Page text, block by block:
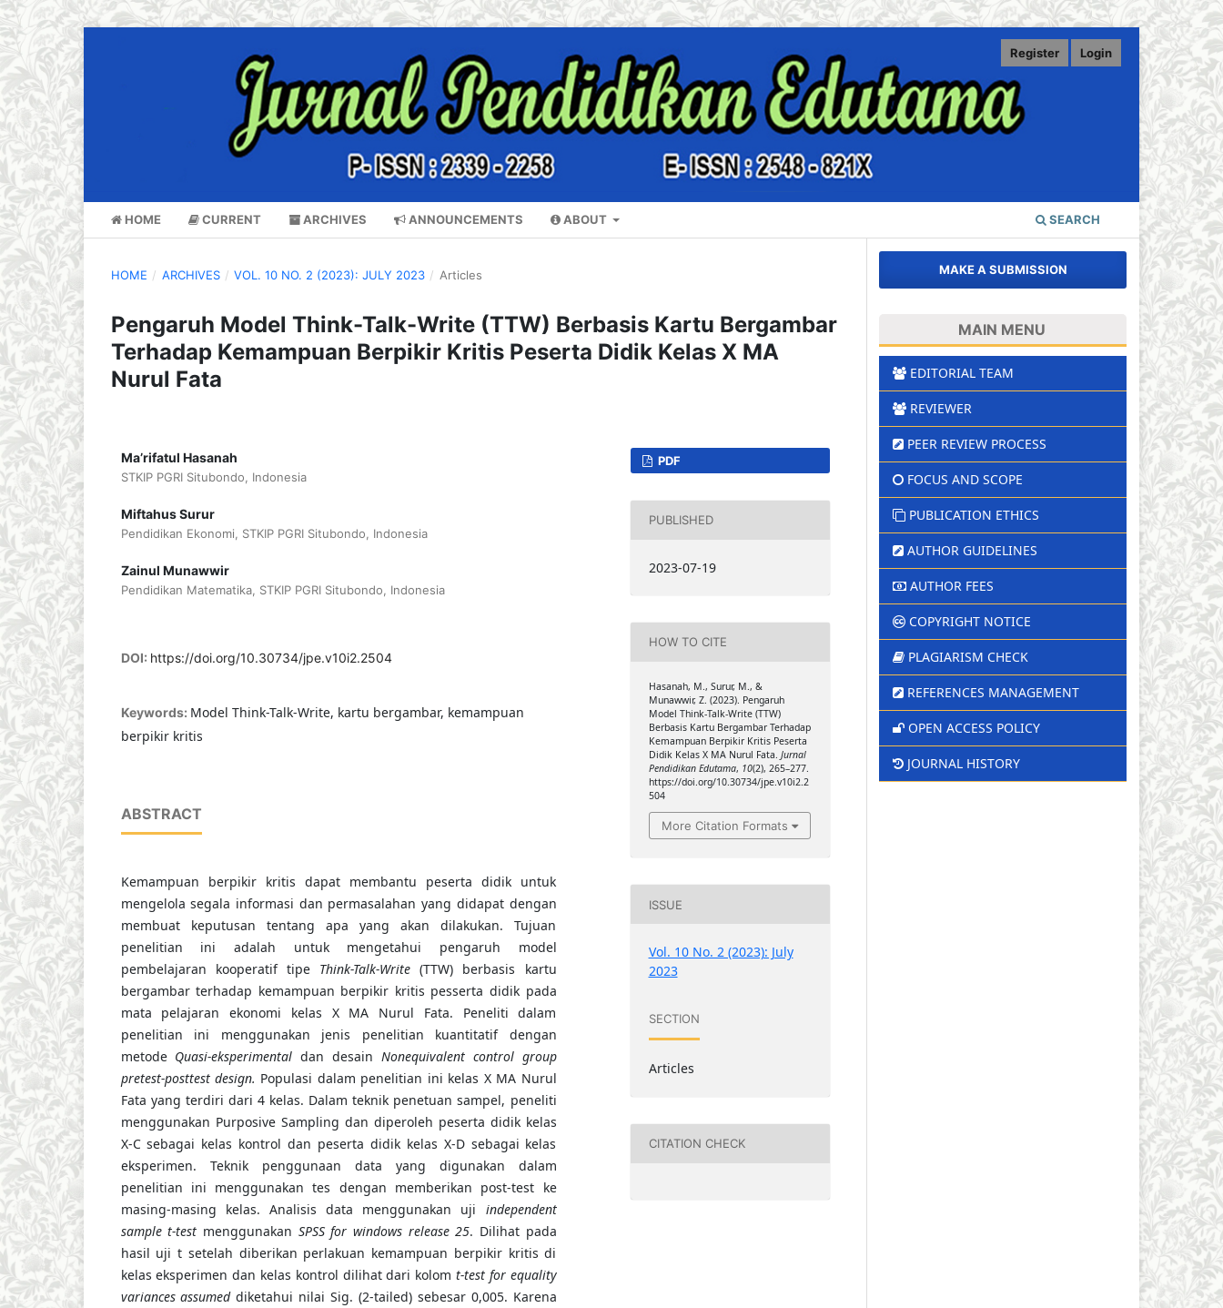
HOME CURRENT ARCHIVES ANNOUNCEMENTS ABOUT SEARCH
Register Login
HOME / ARCHIVES / VOL. 10 NO. 2 (2023): JULY 2023 / Articles
Pengaruh Model Think-Talk-Write (TTW) Berbasis Kartu Bergambar
Terhadap Kemampuan Berpikir Kritis Peserta Didik Kelas X MA
Nurul Fata
Ma’rifatul Hasanah
STKIP PGRI Situbondo, Indonesia
Miftahus Surur
Pendidikan Ekonomi, STKIP PGRI Situbondo, Indonesia
Zainul Munawwir
Pendidikan Matematika, STKIP PGRI Situbondo, Indonesia
DOI: https://doi.org/10.30734/jpe.v10i2.2504
Keywords: Model Think-Talk-Write, kartu bergambar, kemampuan
berpikir kritis
ABSTRACT
Kemampuan berpikir kritis dapat membantu peserta didik untuk
mengelola segala informasi dan permasalahan yang didapat dengan
membuat keputusan tentang apa yang akan dilakukan. Tujuan
penelitian ini adalah untuk mengetahui pengaruh model
pembelajaran kooperatif tipe Think-Talk-Write (TTW) berbasis kartu
bergambar terhadap kemampuan berpikir kritis pesserta didik pada
mata pelajaran ekonomi kelas X MA Nurul Fata. Peneliti dalam
penelitian ini menggunakan jenis penelitian kuantitatif dengan
metode Quasi-eksperimental dan desain Nonequivalent control group
pretest-posttest design. Populasi dalam penelitian ini kelas X MA Nurul
Fata yang terdiri dari 4 kelas. Dalam teknik penetuan sampel, peneliti
menggunakan Purposive Sampling dan diperoleh peserta didik kelas
X-C sebagai kelas kontrol dan peserta didik kelas X-D sebagai kelas
eksperimen. Teknik penggunaan data yang digunakan dalam
penelitian ini menggunakan tes dengan memberikan post-test ke
masing-masing kelas. Analisis data menggunakan uji independent
sample t-test menggunakan SPSS for windows release 25. Dilihat pada
hasil uji t setelah diberikan perlakuan kemampuan berpikir kritis di
kelas eksperimen dan kelas kontrol dilihat dari kolom t-test for equality
variances assumeddiketahui nilai Sig. (2-tailed) sebesar 0,005. Karena
PDF
PUBLISHED
2023-07-19
HOW TO CITE
Hasanah, M., Surur, M., &
Munawwir, Z. (2023). Pengaruh
Model Think-Talk-Write (TTW)
Berbasis Kartu Bergambar Terhadap
Kemampuan Berpikir Kritis Peserta
Didik Kelas X MA Nurul Fata. Jurnal
Pendidikan Edutama, 10(2), 265–277.
https://doi.org/10.30734/jpe.v10i2.2
504
More Citation Formats
ISSUE
Vol. 10 No. 2 (2023): July
2023
SECTION
Articles
CITATION CHECK
MAKE A SUBMISSION
MAIN MENU
EDITORIAL TEAM
REVIEWER
PEER REVIEW PROCESS
FOCUS AND SCOPE
PUBLICATION ETHICS
AUTHOR GUIDELINES
AUTHOR FEES
COPYRIGHT NOTICE
PLAGIARISM CHECK
REFERENCES MANAGEMENT
OPEN ACCESS POLICY
JOURNAL HISTORY